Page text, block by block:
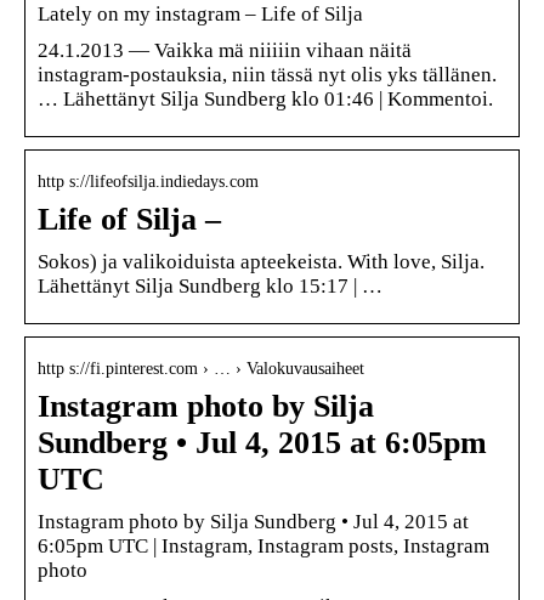
Lately on my instagram – Life of Silja
24.1.2013 — Vaikka mä niiiiin vihaan näitä
instagram-postauksia, niin tässä nyt olis yks tällänen.
… Lähettänyt Silja Sundberg klo 01:46 | Kommentoi.
http s://lifeofsilja.indiedays.com
Life of Silja –
Sokos) ja valikoiduista apteekeista. With love, Silja.
Lähettänyt Silja Sundberg klo 15:17 | …
http s://fi.pinterest.com › … › Valokuvausaiheet
Instagram photo by Silja
Sundberg • Jul 4, 2015 at 6:05pm
UTC
Instagram photo by Silja Sundberg • Jul 4, 2015 at
6:05pm UTC | Instagram, Instagram posts, Instagram
photo